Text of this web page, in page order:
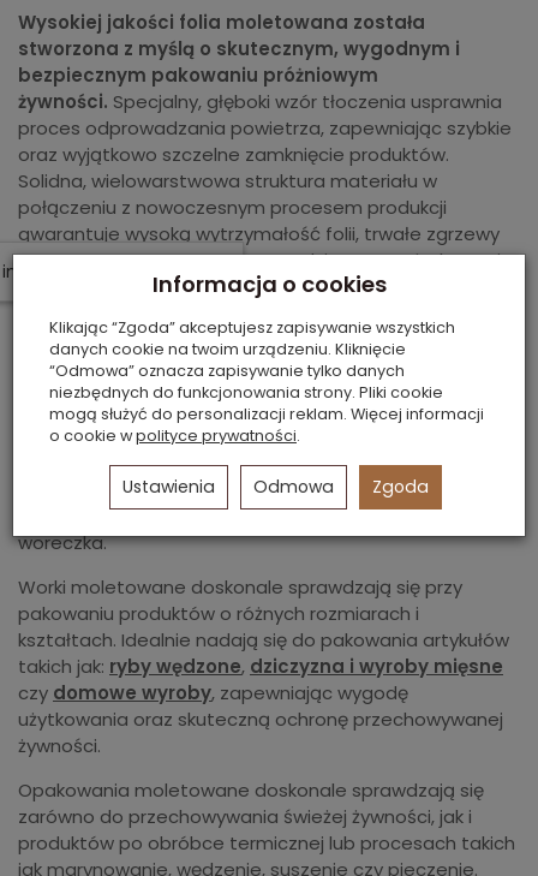
Wysokiej jakości folia moletowana została
stworzona z myślą o skutecznym, wygodnym i
bezpiecznym pakowaniu próżniowym
żywności. Specjalny, głęboki wzór tłoczenia usprawnia
proces odprowadzania powietrza, zapewniając szybkie
oraz wyjątkowo szczelne zamknięcie produktów.
Solidna, wielowarstwowa struktura materiału w
połączeniu z nowoczesnym procesem produkcji
gwarantuje wysoką wytrzymałość folii, trwałe zgrzewy
oraz niezawodność podczas codziennego użytkowania.
To doskonałe rozwiązanie do długotrwałego
smaku i aromatu.
Zestaw zawiera 50 sztukwysokiej jakości worków z
moletowaną strukturą, która zapewnia prawidłowe
odsysanie powietrza. W zestawie dodajemy gratis
etykiet do opisania spakowanego produktu– dzięki
nim zawsze wiesz, co znajduje się w środku wraz z
możliwością opisania daty spakowania danego
woreczka.
Worki moletowane doskonale sprawdzają się przy
pakowaniu produktów o różnych rozmiarach i
kształtach. Idealnie nadają się do pakowania artykułów
takich jak: ryby wędzone, dziczyzna i wyroby mięsne
czy domowe wyroby, zapewniając wygodę
użytkowania oraz skuteczną ochronę przechowywanej
żywności.
Opakowania moletowane doskonale sprawdzają się
zarówno do przechowywania świeżej żywności, jak i
produktów po obróbce termicznej lub procesach takich
jak marynowanie, wędzenie, suszenie czy pieczenie.
W ostatnich 7 dniach produktem interesuje się
Informacja o cookies
Klikając “Zgoda” akceptujesz zapisywanie wszystkich
danych cookie na twoim urządzeniu. Kliknięcie
“Odmowa” oznacza zapisywanie tylko danych
niezbędnych do funkcjonowania strony. Pliki cookie
mogą służyć do personalizacji reklam. Więcej informacji
o cookie wpolityce prywatności.
Ustawienia Odmowa Zgoda